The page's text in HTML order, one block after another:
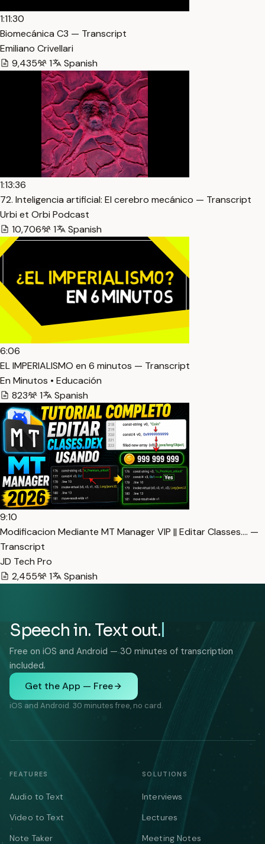
1:11:30
Biomecánica C3 — Transcript
Emiliano Crivellari
9,435
1 Spanish
1:13:36
72. Inteligencia artificial: El cerebro mecánico — Transcript
Urbi et Orbi Podcast
10,706
1 Spanish
6:06
EL IMPERIALISMO en 6 minutos — Transcript
En Minutos • Educación
823
1 Spanish
9:10
Modificacion Mediante MT Manager VIP || Editar Classes.… —
Transcript
JD Tech Pro
2,455
1 Spanish
Speech in. Text out.
Free on iOS and Android — 30 minutes of transcription
included.
Get the App — Free
iOS and Android. 30 minutes free, no card.
FEATURES
Audio to Text
Video to Text
Note Taker
SOLUTIONS
Interviews
Lectures
Meeting Notes